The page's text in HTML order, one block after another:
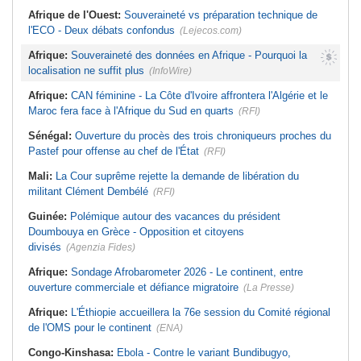
Afrique de l'Ouest: Souveraineté vs préparation technique de
l'ECO - Deux débats confondus (Lejecos.com)
Afrique: Souveraineté des données en Afrique - Pourquoi la
localisation ne suffit plus (InfoWire)
Afrique: CAN féminine - La Côte d'Ivoire affrontera l'Algérie et le
Maroc fera face à l'Afrique du Sud en quarts (RFI)
Sénégal: Ouverture du procès des trois chroniqueurs proches du
Pastef pour offense au chef de l'État (RFI)
Mali: La Cour suprême rejette la demande de libération du
militant Clément Dembélé (RFI)
Guinée: Polémique autour des vacances du président
Doumbouya en Grèce - Opposition et citoyens
divisés (Agenzia Fides)
Afrique: Sondage Afrobarometer 2026 - Le continent, entre
ouverture commerciale et défiance migratoire (La Presse)
Afrique: L'Éthiopie accueillera la 76e session du Comité régional
de l'OMS pour le continent (ENA)
Congo-Kinshasa: Ebola - Contre le variant Bundibugyo,